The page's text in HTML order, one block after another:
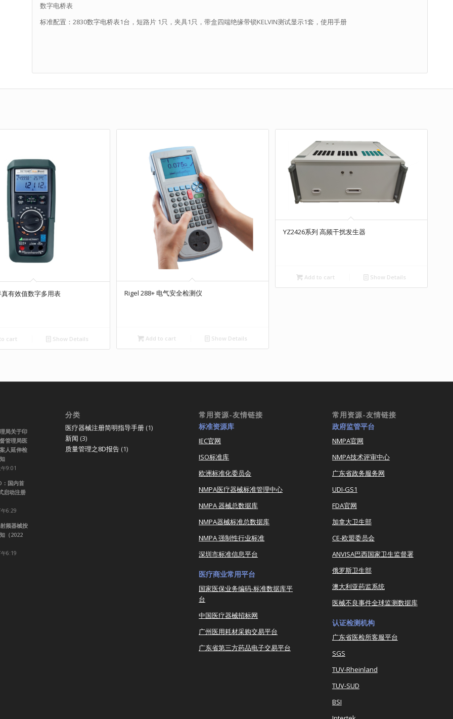
数字电桥表
标准配置：2830数字电桥表1台，短路片 1只，夹具1只，带盒四端绝缘带锁KELVIN测试显示1套，使用手册
有效值数字多用表
cart Show Details
Rigel 288+ 电气安全检测仪
Add to cart Show Details
YZ2426系列 高频干扰发生器
Add to cart Show Details
局关于印
管理局医
人延伸检
9:01
国内首
启动注册
6:29
频器械按
（2022
6:19
分类
医疗器械注册简明指导手册 (1)
新闻 (3)
质量管理之8D报告 (1)
常用资源-友情链接
标准资源库
IEC官网
ISO标准库
欧洲标准化委员会
NMPA医疗器械标准管理中心
NMPA 器械总数据库
NMPA器械标准总数据库
NMPA 强制性行业标准
深圳市标准信息平台
医疗商业常用平台
国家医保业务编码-标准数据库平
台
中国医疗器械招标网
广州医用耗材采购交易平台
广东省第三方药品电子交易平台
常用资源-友情链接
政府监管平台
NMPA官网
NMPA技术评审中心
广东省政务服务网
UDI-GS1
FDA官网
加拿大卫生部
CE-欧盟委员会
ANVISA巴西国家卫生监督署
俄罗斯卫生部
澳大利亚药监系统
医械不良事件全球监测数据库
认证检测机构
广东省医检所客服平台
SGS
TUV-Rheinland
TUV-SUD
BSI